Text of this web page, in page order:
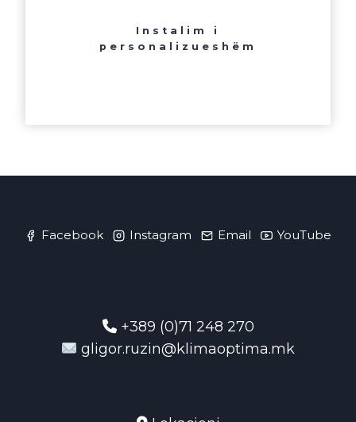
Instalim i
personalizueshëm
Facebook Instagram Email YouTube
+389 (0)71 248 270
gligor.ruzin@klimaoptima.mk